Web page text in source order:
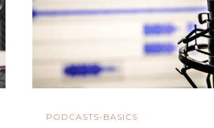
PODCASTS-BASICS